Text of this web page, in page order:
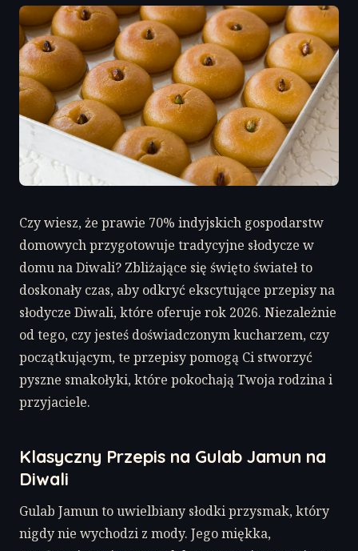
Czy wiesz, że prawie 70% indyjskich gospodarstw
domowych przygotowuje tradycyjne słodycze w
domu na Diwali? Zbliżające się święto świateł to
doskonały czas, aby odkryć ekscytujące przepisy na
słodycze Diwali, które oferuje rok 2026. Niezależnie
od tego, czy jesteś doświadczonym kucharzem, czy
początkującym, te przepisy pomogą Ci stworzyć
pyszne smakołyki, które pokochają Twoja rodzina i
przyjaciele.
Klasyczny Przepis na Gulab Jamun na
Diwali
Gulab Jamun to uwielbiany słodki przysmak, który
nigdy nie wychodzi z mody. Jego miękka,